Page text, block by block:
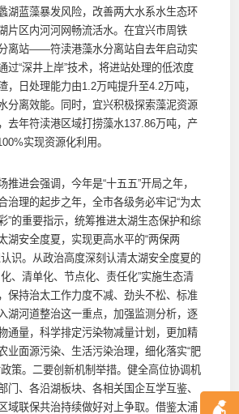
湖蓝藻暴发风险，改善两大水系水生态环
片区内河河网畅流活水。在宜兴市周铁
离站——符渎港藻水分离站自去年启动实
过“深井上岸”技术，将进站处理的低浓度
，日处理能力由1.2万吨提升至4.2万吨，
分离效能。同时，宜兴积极探索藻泥资源
去年符渎港区域打捞藻水137.86万吨，产
实现资源化利用。
进会强调，今年是“十五五”开局之年，
治理的起步之年，全市各级务必牢记“为太
”的重要指示，统筹推进太湖生态保护和综
湖安全度夏，实现更高水平的“两保两
识。从政治高度深刻认清太湖安全度夏的
、清单化、节点化、责任化”实施生态清
保持治太工作力度不减、劲头不松、标准
湖河道整治这一重点，加强监测分析，逐
通量，科学排定污染物减量计划，更加精
业面源污染、生活污染治理，细化落实“肥
策。二要创新机制举措。健全高位协调机
门、各沿湖板块、各相关国企互学互鉴、
域联保共治持续做好对上争取。借鉴太浦